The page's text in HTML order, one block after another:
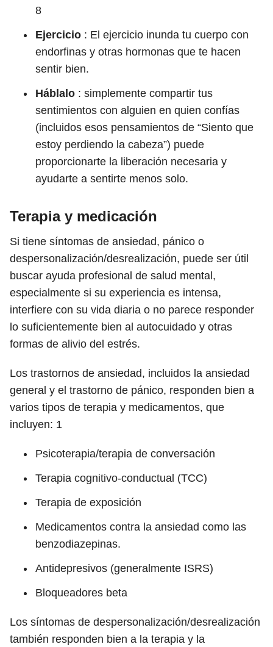
8
Ejercicio : El ejercicio inunda tu cuerpo con
endorfinas y otras hormonas que te hacen
sentir bien.
Háblalo : simplemente compartir tus
sentimientos con alguien en quien confías
(incluidos esos pensamientos de “Siento que
estoy perdiendo la cabeza”) puede
proporcionarte la liberación necesaria y
ayudarte a sentirte menos solo.
Terapia y medicación
Si tiene síntomas de ansiedad, pánico o
despersonalización/desrealización, puede ser útil
buscar ayuda profesional de salud mental,
especialmente si su experiencia es intensa,
interfiere con su vida diaria o no parece responder
lo suficientemente bien al autocuidado y otras
formas de alivio del estrés.
Los trastornos de ansiedad, incluidos la ansiedad
general y el trastorno de pánico, responden bien a
varios tipos de terapia y medicamentos, que
incluyen: 1
Psicoterapia/terapia de conversación
Terapia cognitivo-conductual (TCC)
Terapia de exposición
Medicamentos contra la ansiedad como las
benzodiazepinas.
Antidepresivos (generalmente ISRS)
Bloqueadores beta
Los síntomas de despersonalización/desrealización
también responden bien a la terapia y la